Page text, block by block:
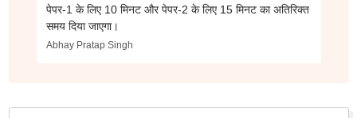
पेपर-1 के लिए 10 मिनट और पेपर-2 के लिए 15 मिनट का अतिरिक्त
समय दिया जाएगा।
Abhay Pratap Singh